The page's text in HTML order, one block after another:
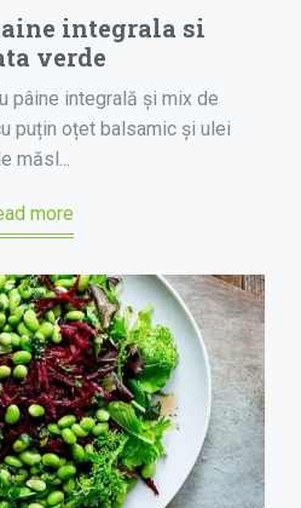
integrala si
verde
pâine integrală și mix de
puțin oțet balsamic și ulei
măsl...
more